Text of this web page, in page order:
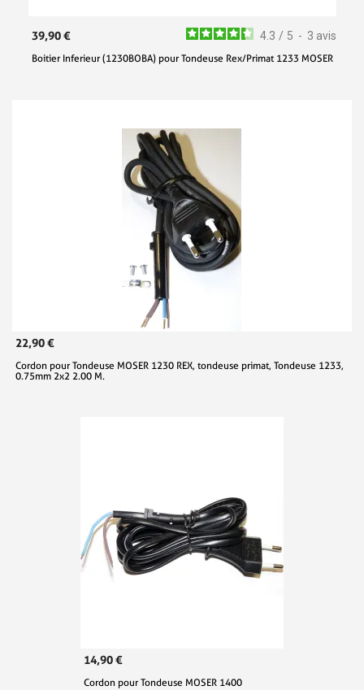
4.3 / 5 - 3 avis
39,90 €
Boitier Inferieur (1230BOBA) pour Tondeuse Rex/Primat 1233 MOSER
22,90 €
Cordon pour Tondeuse MOSER 1230 REX, tondeuse primat, Tondeuse 1233,
0.75mm 2x2 2.00 M.
14,90 €
Cordon pour Tondeuse MOSER 1400